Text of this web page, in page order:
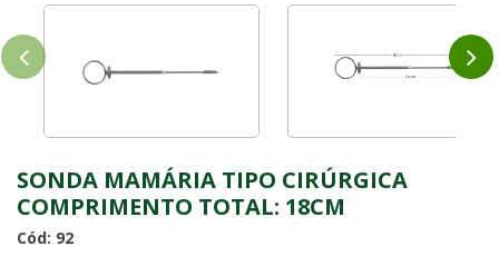
SONDA MAMÁRIA TIPO CIRÚRGICA
COMPRIMENTO TOTAL: 18CM
Cód: 92